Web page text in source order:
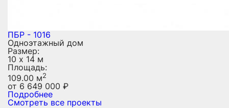
ПБР - 1016
Одноэтажный дом
Размер:
10 х 14 м
Площадь:
109.00 м2
от 6 649 000 ₽
Подробнее
Смотреть все проекты